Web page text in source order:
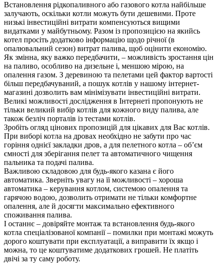
Встановлення рідкопаливного або газового котла найбільше
залучають, оскільки котли можуть бути дешевими. Проте
низькі інвестиційні витрати компенсуються вищими
видатками у майбутньому. Разом із пропозицією на якийсь
котел просіть додатково інформацію щодо річної (в
опалювальний сезон) витрат палива, щоб оцінити економію.
Як змінна, яку важко передбачити, – можливість зростання цін
на паливо, особливо на дизельне і, меншою мірою, на
опалення газом. З деревиною та пелетами цей фактор вартості
більш передбачуваний, а пошук котлів у нашому інтернет-
магазині дозволить вам мінімізувати інвестиційні витрати.
Великі можливості дослідження в Інтернеті пропонують не
тільки великий вибір котлів для кожного виду палива, але
також безліч порталів із тестами котлів.
Зробіть огляд цінових пропозицій для цікавих для Вас котлів.
При виборі котла на дровах необхідно не забути про час
горіння однієї закладки дров, а для пелетного котла – об’єм
ємності для зберігання пелет та автоматичного чищення
пальника та подачі палива.
Важливою складовою для будь-якого казана є його
автоматика. Зверніть увагу на її можливості – хороша
автоматика – керування котлом, системою опалення та
гарячою водою, дозволить отримати не тільки комфортне
опалення, але й досягти максимально ефективного
споживання палива.
І останнє – довіряйте монтаж та встановлення будь-якого
котла спеціалізованої компанії – помилки при монтажі можуть
дорого коштувати при експлуатації, а виправити їх якщо і
можна, то це коштуватиме додаткових грошей. Не платіть
двічі за ту саму роботу.